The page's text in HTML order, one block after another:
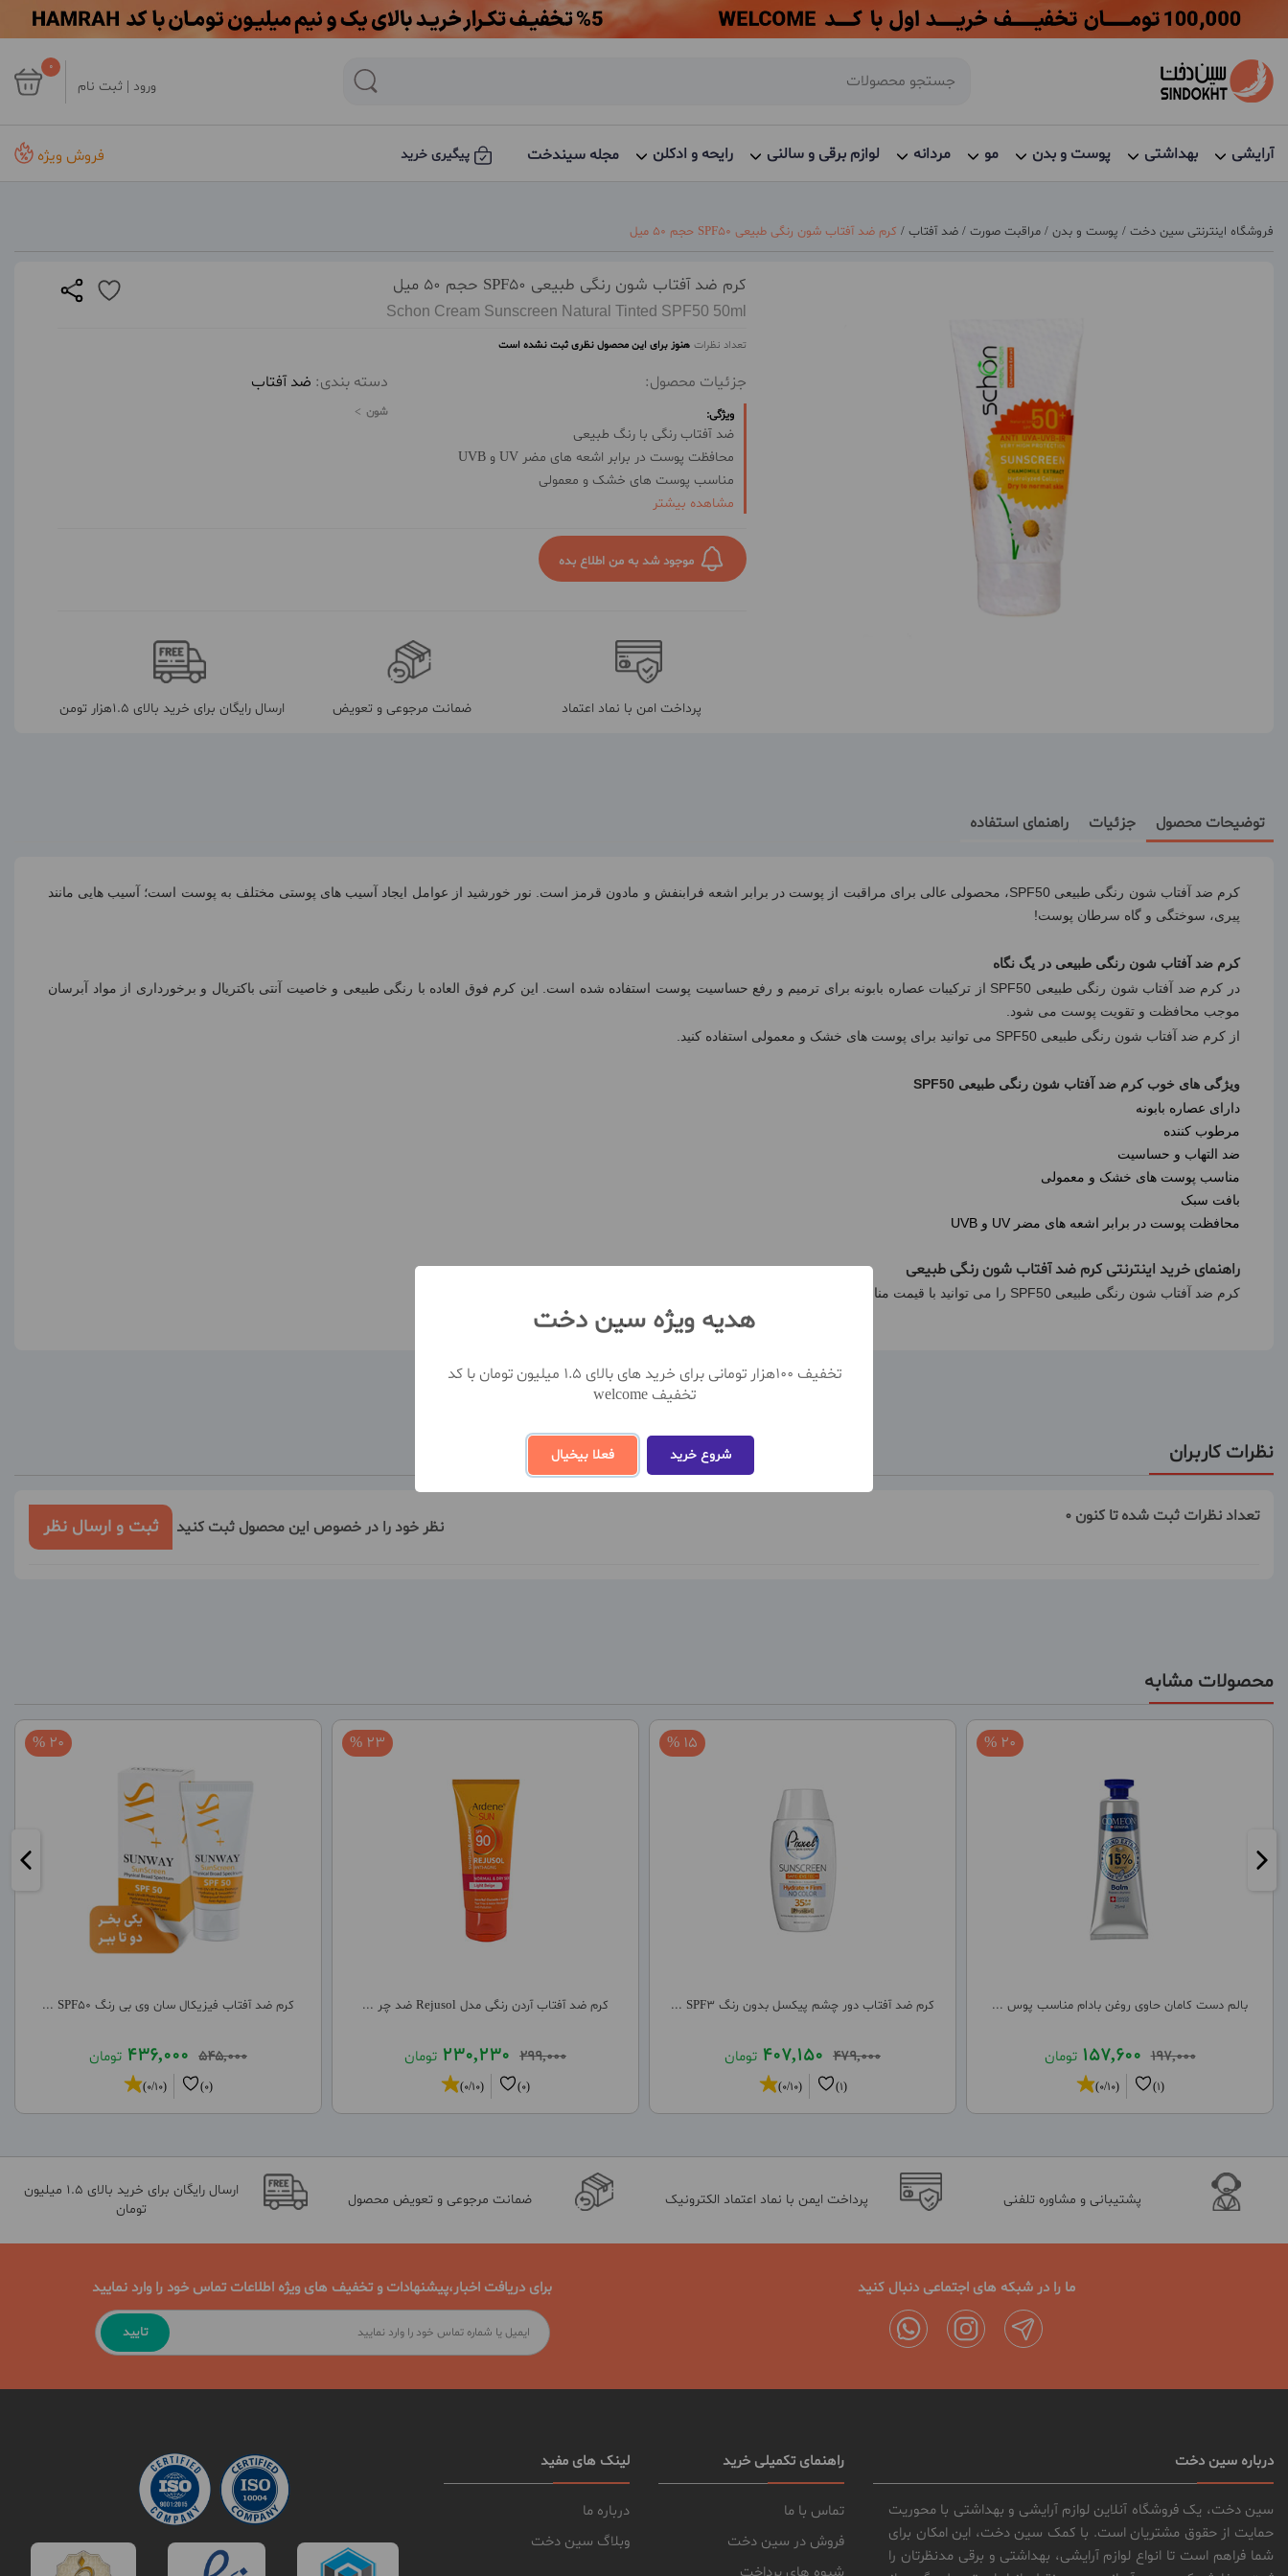
ورود | ثبت نام
0
آرایشی بهداشتی پوست و بدن مو مردانه لوازم برقی و سالنی رایحه و ادکلن مجله سیندخت پیگیری خرید فروش ویژه
فروشگاه اینترنتی سین دخت / پوست و بدن / مراقبت صورت / ضد آفتاب / کرم ضد آفتاب شون رنگی طبیعی SPF50 حجم 50 میل
کرم ضد آفتاب شون رنگی طبیعی SPF50 حجم 50 میل
Schon Cream Sunscreen Natural Tinted SPF50 50ml
تعداد نظرات هنوز برای این محصول نظری ثبت نشده است
جزئیات محصول:
ویژگی:
ضد آفتاب رنگی با رنگ طبیعی
محافظت پوست در برابر اشعه های مضر UV و UVB
مناسب پوست های خشک و معمولی
با SPF50
حاوی عصاره بابونه
مرطوب کننده پوست صورت
مشاهده بیشتر
دسته بندی: ضد آفتاب
شون
موجود شد به من اطلاع بده
پرداخت امن با نماد اعتماد ضمانت مرجوعی و تعویض ارسال رایگان برای خرید بالای 1.5هزار تومن
توضیحات محصول جزئیات راهنمای استفاده
کرم ضد آفتاب شون رنگی طبیعی SPF50، محصولی عالی برای مراقبت از پوست در برابر اشعه فرابنفش و مادون قرمز است. نور خورشید از عوامل ایجاد آسیب های پوستی مختلف به پوست است؛ آسیب هایی مانند
پیری، سوختگی و گاه سرطان پوست!
کرم ضد آفتاب شون رنگی طبیعی در یگ نگاه
در کرم ضد آفتاب شون رنگی طبیعی SPF50 از ترکیبات عصاره بابونه برای ترمیم و رفع حساسیت پوست استفاده شده است. این کرم فوق العاده با رنگی طبیعی و خاصیت آنتی باکتریال و برخورداری از مواد آبرسان
موجب محافظت و تقویت پوست می شود.
از کرم ضد آفتاب شون رنگی طبیعی SPF50 می توانید برای پوست های خشک و معمولی استفاده کنید.
ویژگی های خوب کرم ضد آفتاب شون رنگی طبیعی SPF50
دارای عصاره بابونه
مرطوب کننده
ضد التهاب و حساسیت
مناسب پوست های خشک و معمولی
بافت سبک
محافظت پوست در برابر اشعه های مضر UV و UVB
راهنمای خرید اینترنتی کرم ضد آفتاب شون رنگی طبیعی
کرم ضد آفتاب شون رنگی طبیعی SPF50 را می توانید با قیمت مناسب و تخفیف عالی از فروشگاه اینترنتی سین دخت خریداری نمایید.
مشاهده بیشتر
نظرات کاربران
تعداد نظرات ثبت شده تا کنون 0
نظر خود را در خصوص این محصول ثبت کنید ثبت و ارسال نظر
محصولات مشابه
کرم ضد آفتاب فیزیکال سان وی بی رنگ SPF50 ...
545,000
436,000 تومان
20 %
(0)
(0/10)
کرم ضد آفتاب آردن رنگی مدل Rejusol ضد چر ...
299,000
230,230 تومان
23 %
(0)
(0/10)
کرم ضد آفتاب دور چشم پیکسل بدون رنگ SPF3 ...
479,000
407,150 تومان
15 %
(1)
(0/10)
بالم دست کامان حاوی روغن بادام مناسب پوس ...
197,000
157,600 تومان
20 %
(1)
(0/10)
پشتیبانی و مشاوره تلفنی پرداخت ایمن با نماد اعتماد الکترونیک ضمانت مرجوعی و تعویض محصول
ارسال رایگان برای خرید بالای 1.5 میلیون
تومان
ما را در شبکه های اجتماعی دنبال کنید برای دریافت اخبار،پیشنهادات و تخفیف های ویژه اطلاعات تماس خود را وارد نمایید
تایید
درباره سین دخت
سین دخت، یک فروشگاه آنلاین لوازم آرایشی و بهداشتی با محوریت
حمایت از حقوق مشتریان است. با کمک سین دخت، این امکان برای
شما فراهم است تا انواع لوازم آرایشی، بهداشتی و برقی مدنظرتان را
راهنمای تکمیلی خرید
تماس با ما
فروش در سین دخت
لینک های مفید
درباره ما
وبلاگ سین دخت
هدیه ویژه سین دخت
تخفیف 100هزار تومانی برای خرید های بالای 1.5 میلیون تومان با کد
تخفیف welcome
شروع خرید فعلا بیخیال